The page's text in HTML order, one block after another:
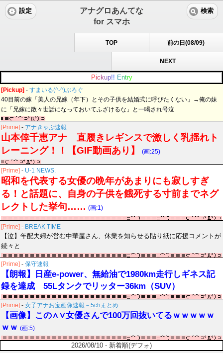
アナグロあんてな
for スマホ
設定 検索
TOP 前の日(08/09)
NEXT
Pic kup!! Entry
[Pickup] - すまいる(^-^)ぶろぐ
40目前の嫁「美人の兄嫁（年下）とその子供を結婚式に呼びたくない」→俺の妹
に「兄嫁に散々世話になっておいてふざけるな」と一喝され号泣
[Prime] - アナきゃぷ速報
山本倖千恵アナ 直履きレギンスで激しく乳揺れト
レーニング！！【GIF動画あり】
(画:25)
[Prime] - U-1 NEWS.
昭和を代表する女優の晩年があまりにも寂しすぎ
る！と話題に、自身の子供を餓死する寸前までネグ
レクトした挙句…… (画:1)
[Prime] - BREAK TIME
【泣】年配夫婦が営む中華屋さん、休業を知らせる貼り紙に応援コメントが
続々と
[Prime] - 保守速報
【朗報】日産e-power、無給油で1980km走行しギネス記
録を達成 55Lタンクでリッター36km（SUV）
[Prime] - 女子アナお宝画像速報－5chまとめ
【画像】この∧∨女優さんで100万回抜いてるｗｗｗｗｗ
ｗｗ (画:5)
2026/08/10 - 新着順(デフォ)